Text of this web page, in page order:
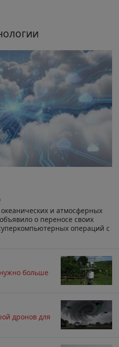
и атмосферных
о переносе своих
операций с
больше
дронов для